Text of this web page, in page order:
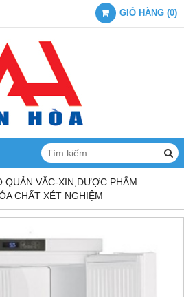
GIỎ HÀNG (0)
QUẢN VẮC-XIN,DƯỢC PHẨM
CHẤT XÉT NGHIỆM